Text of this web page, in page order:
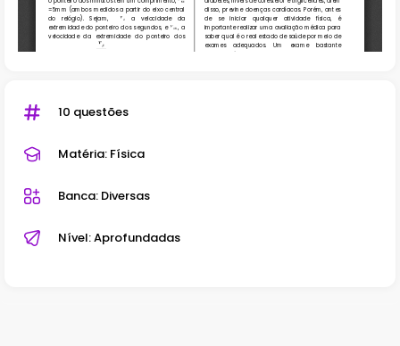
10 questões
Matéria: Física
Banca: Diversas
Nível: Aprofundadas